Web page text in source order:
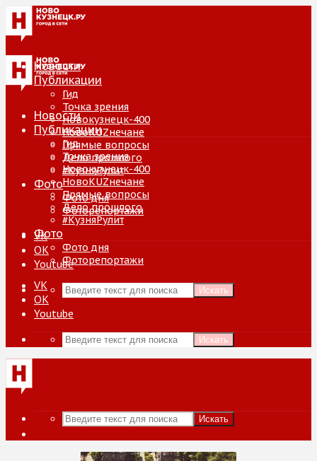
Новости
Публикации
Гид
Точка зрения
Новокузнецк-400
НовоKUZнечане
Прямые вопросы
Дело прошлого
#КузняРулит
Фото
Фото дня
Фоторепортажи
VK
ОК
Youtube
Искать
Новости
Публикации
Гид
Точка зрения
Новокузнецк-400
НовоKUZнечане
Прямые вопросы
Дело прошлого
#КузняРулит
Фото
Фото дня
Фоторепортажи
VK
ОК
Youtube
Искать
Искать